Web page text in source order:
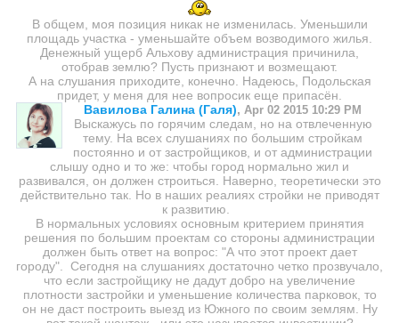
В общем, моя позиция никак не изменилась. Уменьшили
площадь участка - уменьшайте объем возводимого жилья.
Денежный ущерб Альхову администрация причинила,
отобрав землю? Пусть признают и возмещают.
А на слушания приходите, конечно. Надеюсь, Подольская
придет, у меня для нее вопросик еще припасён.
Вавилова Галина (Галя), Apr 02 2015 10:29 PM
Выскажусь по горячим следам, но на отвлеченную
тему. На всех слушаниях по большим стройкам
постоянно и от застройщиков, и от администрации
слышу одно и то же: чтобы город нормально жил и
развивался, он должен строиться. Наверно, теоретически это
действительно так. Но в наших реалиях стройки не приводят
к развитию.
В нормальных условиях основным критерием принятия
решения по большим проектам со стороны администрации
должен быть ответ на вопрос: "А что этот проект дает
городу". Сегодня на слушаниях достаточно четко прозвучало,
что если застройщику не дадут добро на увеличение
плотности застройки и уменьшение количества парковок, то
он не даст построить выезд из Южного по своим землям. Ну